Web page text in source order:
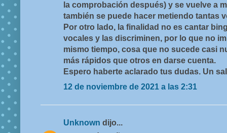
la comprobación después) y se vuelve a
también se puede hacer metiendo tantas
Por otro lado, la finalidad no es cantar
vocales y las discriminen, por lo que no
mismo tiempo, cosa que no sucede casi
más rápidos que otros en darse cuenta.
Espero haberte aclarado tus dudas. Un
12 de noviembre de 2021 a las 2:31
Unknown dijo...